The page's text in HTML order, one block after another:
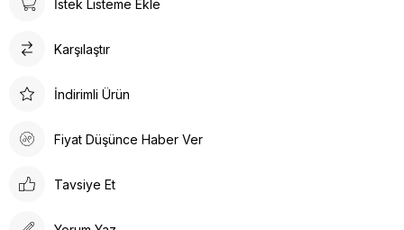
İstek Listeme Ekle
Karşılaştır
İndirimli Ürün
Fiyat Düşünce Haber Ver
Tavsiye Et